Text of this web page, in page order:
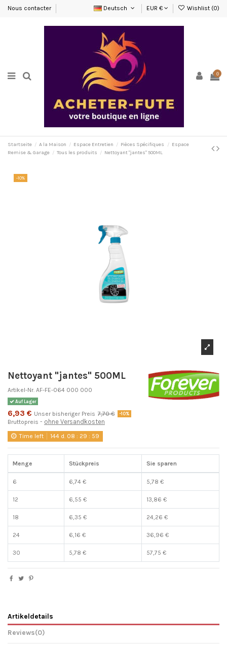
Nous contacter Deutsch EUR € Wishlist (0)
0
Startseite A la Maison Espace Entretien Pièces Spécifiques
Espace
Remise & Garage
Tous les produits Nettoyant "jantes" 500ML
-10%
Nettoyant "jantes" 500ML
Artikel-Nr. AF-FE-064 000 000
Auf Lager
6,93 € Unser bisheriger Preis 7,70 € -10%
Bruttopreis ohne Versandkosten
Time left 144 d. 08 : 29 : 58
Menge Stückpreis Sie sparen
6 6,74 € 5,78 €
12 6,55 € 13,86 €
18 6,35 € 24,26 €
24 6,16 € 36,96 €
30 5,78 € 57,75 €
Artikeldetails
Reviews(0)